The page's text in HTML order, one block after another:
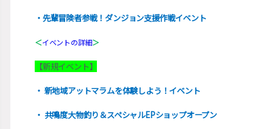
・先輩冒険者参戦！ダンジョン支援作戦イベント
＜イベントの詳細＞
【新規イベント】
・ 新地域アットマラムを体験しよう！イベント
・ 共鳴度大物釣り＆スペシャルEPショップオープン